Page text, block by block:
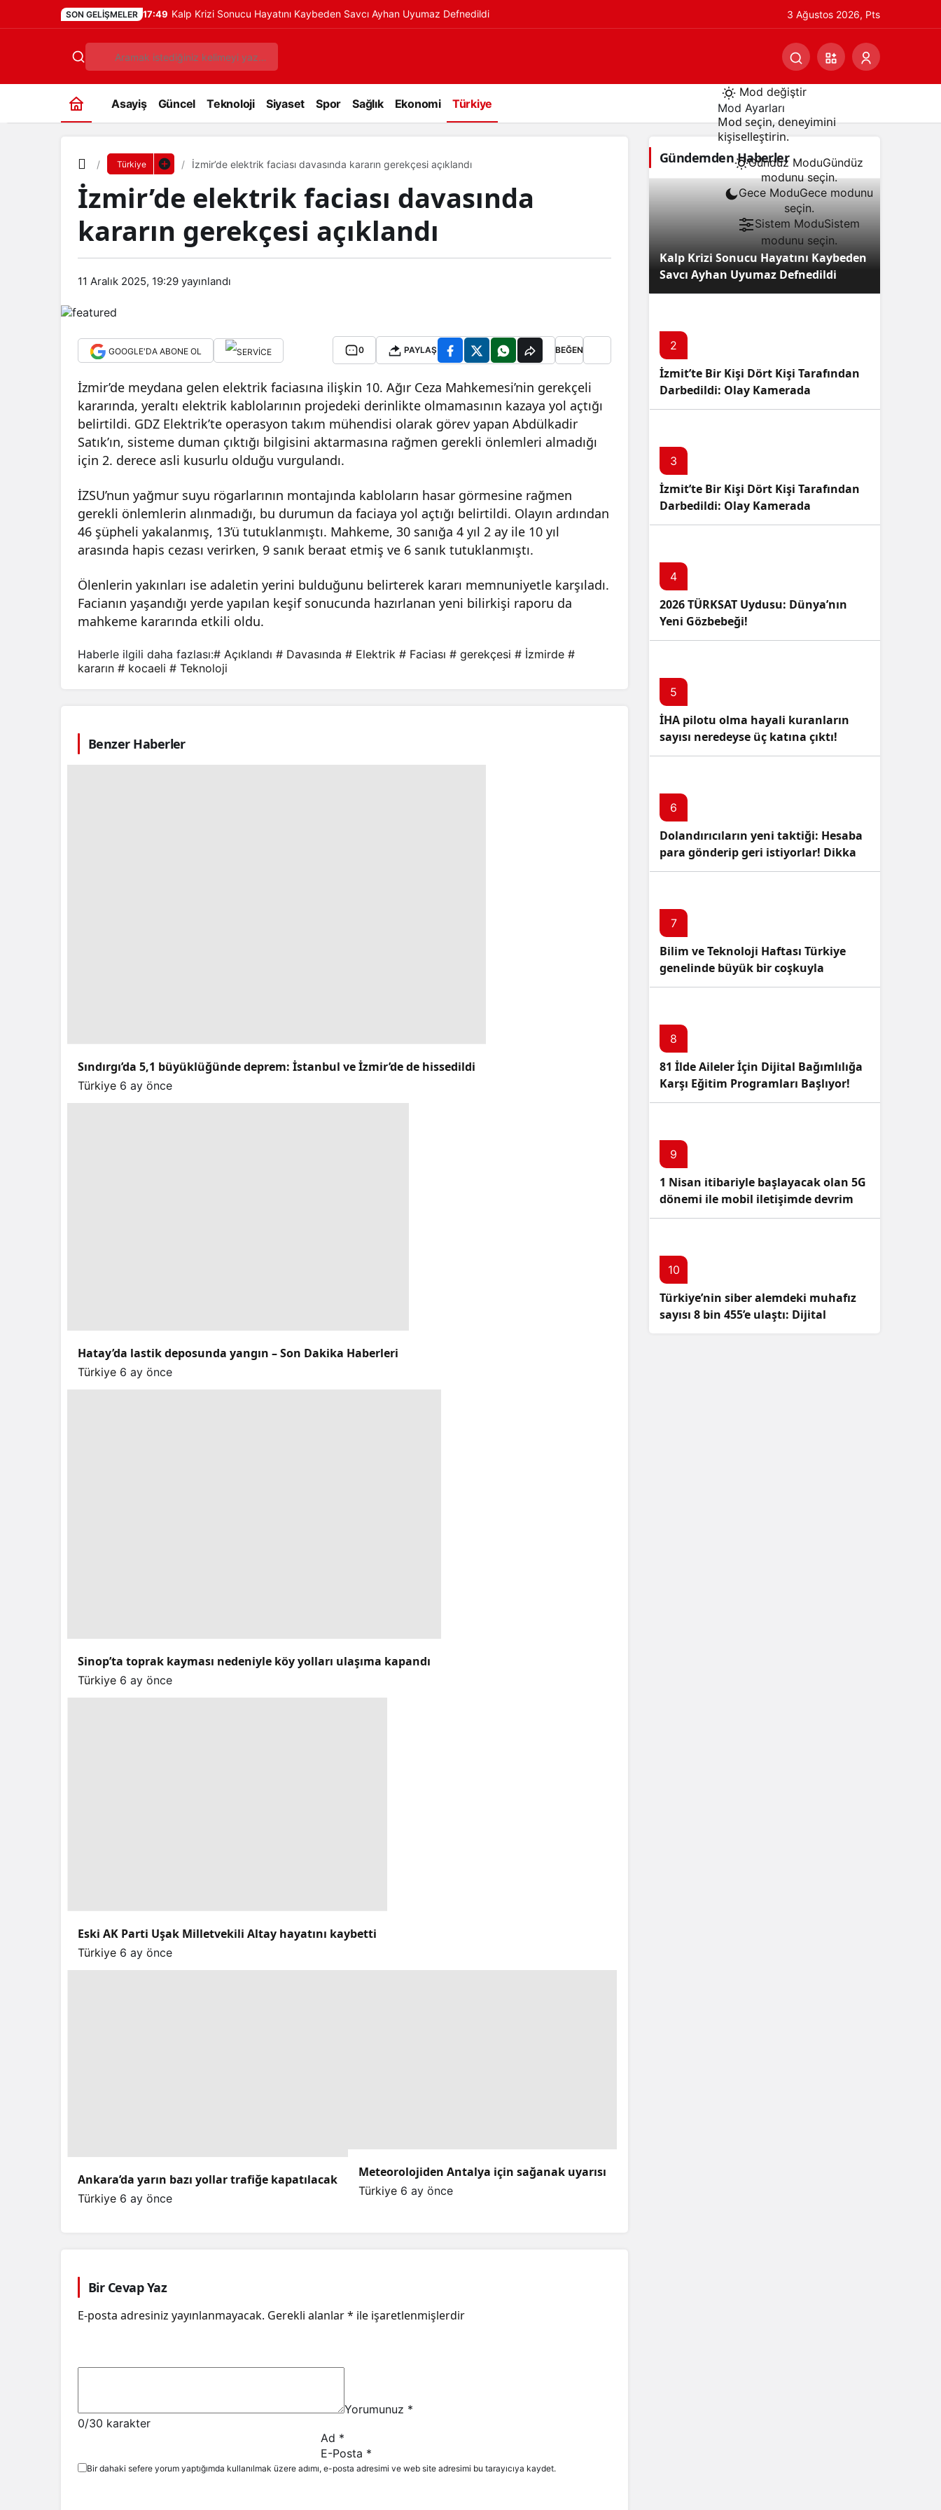
SON GELIŞMELER 17:49 Kalp Krizi Sonucu Hayatını Kaybeden Savcı Ayhan Uyumaz Defnedildi 3 Ağustos 2026, Pts
Asayiş Güncel Teknoloji Siyaset Spor Sağlık Ekonomi Türkiye
Mod değiştir
Mod Ayarları
Mod seçin, deneyimini
kişiselleştirin.
Gündüz ModuGündüz
modunu seçin.
Gece ModuGece modunu
seçin.
Sistem ModuSistem
modunu seçin.
Türkiye İzmir’de elektrik faciası davasında kararın gerekçesi açıklandı
İzmir’de elektrik faciası davasında
kararın gerekçesi açıklandı
11 Aralık 2025, 19:29 yayınlandı
GOOGLE'DA ABONE OL 0 PAYLAŞ BEĞEN
İzmir’de meydana gelen elektrik faciasına ilişkin 10. Ağır Ceza Mahkemesi’nin gerekçeli
kararında, yeraltı elektrik kablolarının projedeki derinlikte olmamasının kazaya yol açtığı
belirtildi. GDZ Elektrik’te operasyon takım mühendisi olarak görev yapan Abdülkadir
Satık’ın, sisteme duman çıktığı bilgisini aktarmasına rağmen gerekli önlemleri almadığı
için 2. derece asli kusurlu olduğu vurgulandı.
İZSU’nun yağmur suyu rögarlarının montajında kabloların hasar görmesine rağmen
gerekli önlemlerin alınmadığı, bu durumun da faciaya yol açtığı belirtildi. Olayın ardından
46 şüpheli yakalanmış, 13’ü tutuklanmıştı. Mahkeme, 30 sanığa 4 yıl 2 ay ile 10 yıl
arasında hapis cezası verirken, 9 sanık beraat etmiş ve 6 sanık tutuklanmıştı.
Ölenlerin yakınları ise adaletin yerini bulduğunu belirterek kararı memnuniyetle karşıladı.
Facianın yaşandığı yerde yapılan keşif sonucunda hazırlanan yeni bilirkişi raporu da
mahkeme kararında etkili oldu.
Haberle ilgili daha fazlası:# Açıklandı # Davasında # Elektrik # Faciası # gerekçesi # İzmirde #
kararın # kocaeli # Teknoloji
Benzer Haberler
Sındırgı’da 5,1 büyüklüğünde deprem: İstanbul ve İzmir’de de hissedildi
Türkiye 6 ay önce
Hatay’da lastik deposunda yangın – Son Dakika Haberleri
Türkiye 6 ay önce
Sinop’ta toprak kayması nedeniyle köy yolları ulaşıma kapandı
Türkiye 6 ay önce
Eski AK Parti Uşak Milletvekili Altay hayatını kaybetti
Türkiye 6 ay önce
Ankara’da yarın bazı yollar trafiğe kapatılacak
Türkiye 6 ay önce
Meteorolojiden Antalya için sağanak uyarısı
Türkiye 6 ay önce
Bir Cevap Yaz
E-posta adresiniz yayınlanmayacak. Gerekli alanlar* ile işaretlenmişlerdir
Yorumunuz *
0/30 karakter
Ad *
E-Posta *
Bir dahaki sefere yorum yaptığımda kullanılmak üzere adımı, e-posta adresimi ve web site adresimi bu tarayıcıya kaydet.
Gündemden Haberler
Kalp Krizi Sonucu Hayatını Kaybeden
Savcı Ayhan Uyumaz Defnedildi
2
İzmit’te Bir Kişi Dört Kişi Tarafından
Darbedildi: Olay Kamerada
3
İzmit’te Bir Kişi Dört Kişi Tarafından
Darbedildi: Olay Kamerada
4
2026 TÜRKSAT Uydusu: Dünya’nın
Yeni Gözbebeği!
5
İHA pilotu olma hayali kuranların
sayısı neredeyse üç katına çıktı!
6
Dolandırıcıların yeni taktiği: Hesaba
para gönderip geri istiyorlar! Dikkat
Edin!
7
Bilim ve Teknoloji Haftası Türkiye
genelinde büyük bir coşkuyla
kutlandı: İşte Etkinlikler ve
8
81 İlde Aileler İçin Dijital Bağımlılığa
Karşı Eğitim Programları Başlıyor!
9
1 Nisan itibariyle başlayacak olan 5G
dönemi ile mobil iletişimde devrim
başlıyor!
10
Türkiye’nin siber alemdeki muhafız
sayısı 8 bin 455’e ulaştı: Dijital